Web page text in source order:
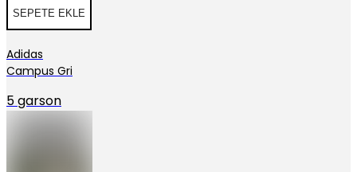
SEPETE EKLE
Adidas
Campus Gri
5 garson